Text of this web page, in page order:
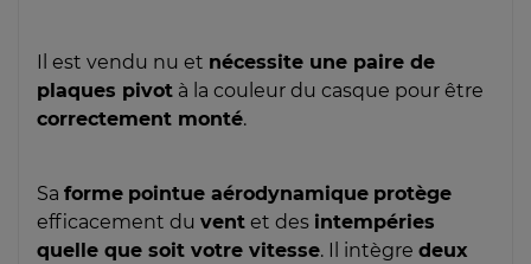
Il est vendu nu et nécessite une paire de
plaques pivot à la couleur du casque pour être
correctement monté.
Sa forme pointue aérodynamique protège
efficacement du vent et des intempéries
quelle que soit votre vitesse. Il intègre deux